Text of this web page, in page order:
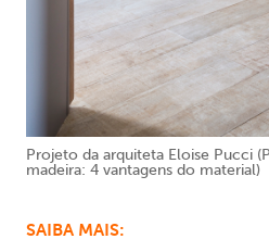
Projeto da arquiteta Eloise Pucci
madeira: 4 vantagens do material)
SAIBA MAIS: